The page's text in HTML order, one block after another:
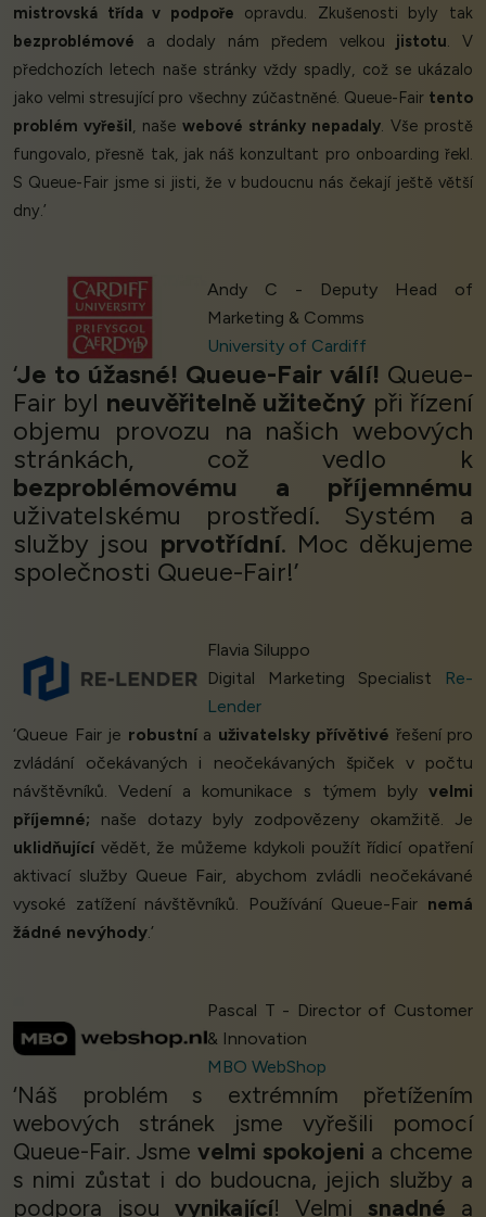
mistrovská třída v podpoře opravdu. Zkušenosti byly tak
bezproblémové a dodaly nám předem velkou jistotu. V
předchozích letech naše stránky vždy spadly, což se ukázalo
jako velmi stresující pro všechny zúčastněné. Queue-Fair tento
problém vyřešil , naše webové stránky nepadaly. Vše prostě
fungovalo, přesně tak, jak náš konzultant pro onboarding řekl.
S Queue-Fair jsme si jisti, že v budoucnu nás čekají ještě větší
dny.’
Andy C - Deputy Head of
Marketing & Comms
University of Cardiff
‘Je to úžasné! Queue-Fair válí! Queue-
Fair byl neuvěřitelně užitečný při řízení
objemu provozu na našich webových
stránkách, což vedlo k
bezproblémovému a příjemnému
uživatelskému prostředí. Systém a
služby jsou prvotřídní. Moc děkujeme
společnosti Queue-Fair!’
Flavia Siluppo
Digital Marketing Specialist
Re-
Lender
‘Queue Fair je robustnía uživatelsky přívětivé řešení pro
zvládání očekávaných i neočekávaných špiček v počtu
návštěvníků. Vedení a komunikace s týmem byly velmi
příjemné; naše dotazy byly zodpovězeny okamžitě. Je
uklidňujícívědět, že můžeme kdykoli použít řídicí opatření
aktivací služby Queue Fair, abychom zvládli neočekávané
vysoké zatížení návštěvníků. Používání Queue-Fair nemá
žádné nevýhody.’
Pascal T - Director of Customer
& Innovation
MBO WebShop
‘Náš problém s extrémním přetížením
webových stránek jsme vyřešili pomocí
Queue-Fair. Jsme velmi spokojeni a chceme
s nimi zůstat i do budoucna, jejich služby a
podpora jsou vynikající! Velmi snadné a